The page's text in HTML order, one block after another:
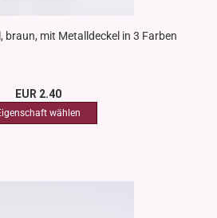
braun, mit Metalldeckel in 3 Farben
EUR 2.40